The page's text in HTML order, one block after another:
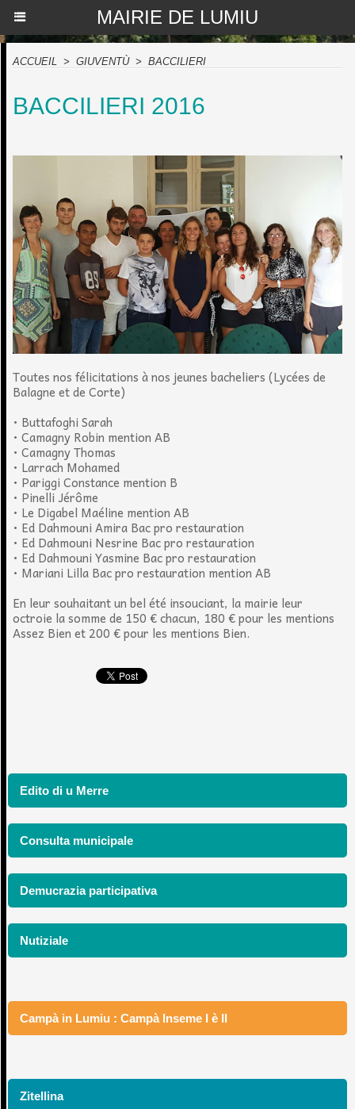
MAIRIE DE LUMIU
Edito di u Merre
Consulta municipale
Demucrazia participativa
Nutiziale
Campà in Lumiu : Campà Inseme I è II
Zitellina
ACCUEIL > GIUVENTÙ > BACCILIERI
BACCILIERI 2016
Toutes nos félicitations à nos jeunes bacheliers (Lycées de
Balagne et de Corte)
• Buttafoghi Sarah
• Camagny Robin mention AB
• Camagny Thomas
• Larrach Mohamed
• Pariggi Constance mention B
• Pinelli Jérôme
• Le Digabel Maéline mention AB
• Ed Dahmouni Amira Bac pro restauration
• Ed Dahmouni Nesrine Bac pro restauration
• Ed Dahmouni Yasmine Bac pro restauration
• Mariani Lilla Bac pro restauration mention AB
En leur souhaitant un bel été insouciant, la mairie leur
octroie la somme de 150 € chacun, 180 € pour les mentions
Assez Bien et 200 € pour les mentions Bien.